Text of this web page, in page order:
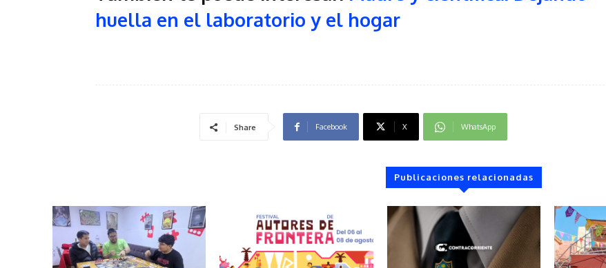
huella en el laboratorio y el hogar
Share Facebook X WhatsApp
Publicaciones relacionadas